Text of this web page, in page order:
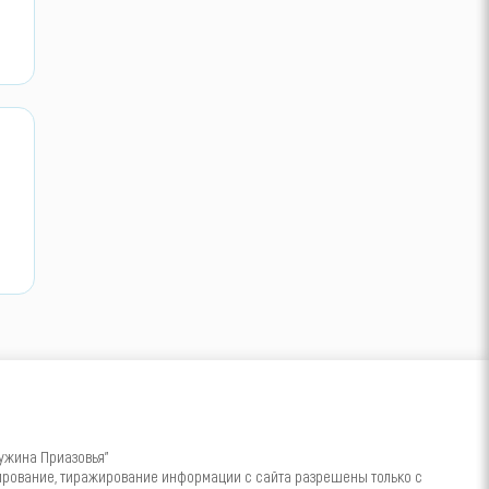
Приазовья"
тиражирование информации с сайта разрешены только с